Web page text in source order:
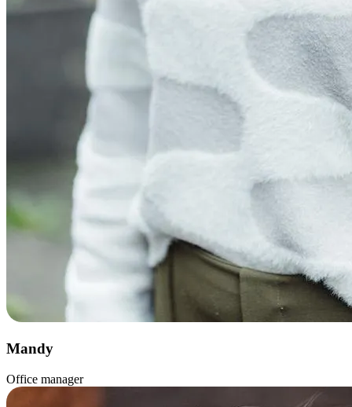
Mandy
Office manager